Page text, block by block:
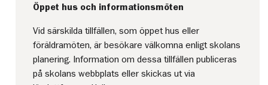
Öppet hus och informationsmöten
Vid särskilda tillfällen, som öppet hus eller
föräldramöten, är besökare välkomna enligt skolans
planering. Information om dessa tillfällen publiceras
på skolans webbplats eller skickas ut via